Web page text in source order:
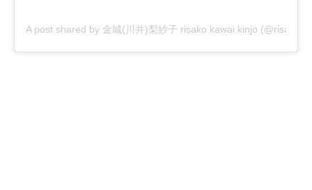
A post shared by 金城(川井)梨紗子 risako kawai kinjo